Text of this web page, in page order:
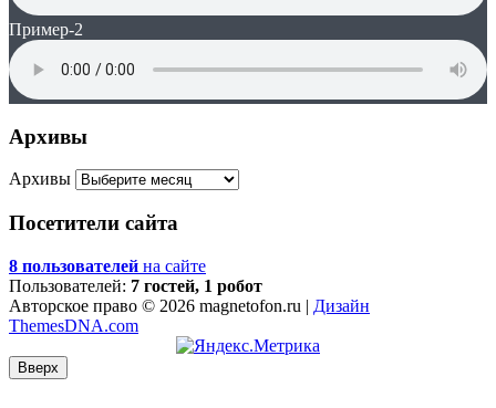
Пример-2
Архивы
Архивы
Посетители сайта
8 пользователей на сайте
Пользователей: 7 гостей, 1 робот
Авторское право © 2026 magnetofon.ru | Дизайн
ThemesDNA.com
Вверх